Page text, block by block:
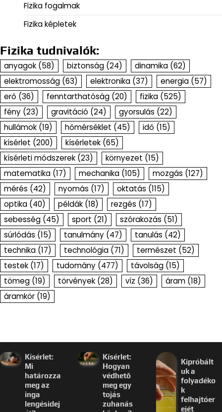
Fizika fogalmak
Fizika képletek
Fizika tudnivalók:
anyagok (58) biztonság (24) dinamika (62)
elektromosság (63) elektronika (37) energia (57)
erő (36) fenntarthatóság (20) fizika (525)
fény (23) gravitáció (24) gyorsulás (22)
hullámok (19) hőmérséklet (45) idő (15)
kísérlet (200) kísérletek (65)
kísérleti módszerek (23) környezet (15)
matematika (17) mechanika (105) mozgás (127)
mérés (42) nyomás (17) oktatás (115)
optika (40) példák (18) rezgés (17)
sebesség (45) sport (21) szórakozás (51)
súrlódás (15) tanulmány (47) tanulás (42)
technika (17) technológia (71) természet (52)
testek (17) tudomány (477) távolság (15)
tömeg (19) törvények (28) víz (36) áram (18)
áramkör (19)
Kísérlet:
Mi
határozza
meg az
inga
lengésidej
Kísérlet:
Hogyan
védhető
meg egy
tojás
zuhanás
Kipróbált
uk a
folyadéko
k
felhajtóer
ejét